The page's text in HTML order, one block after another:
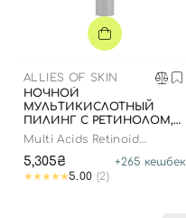
ALLIES OF SKIN
НОЧНОЙ
МУЛЬТИКИСЛОТНЫЙ
ПИЛИНГ С РЕТИНОЛОМ,
50 МЛ
Multi Acids Retinoid
5,305₴ +265 кешбек
5.00 (2)